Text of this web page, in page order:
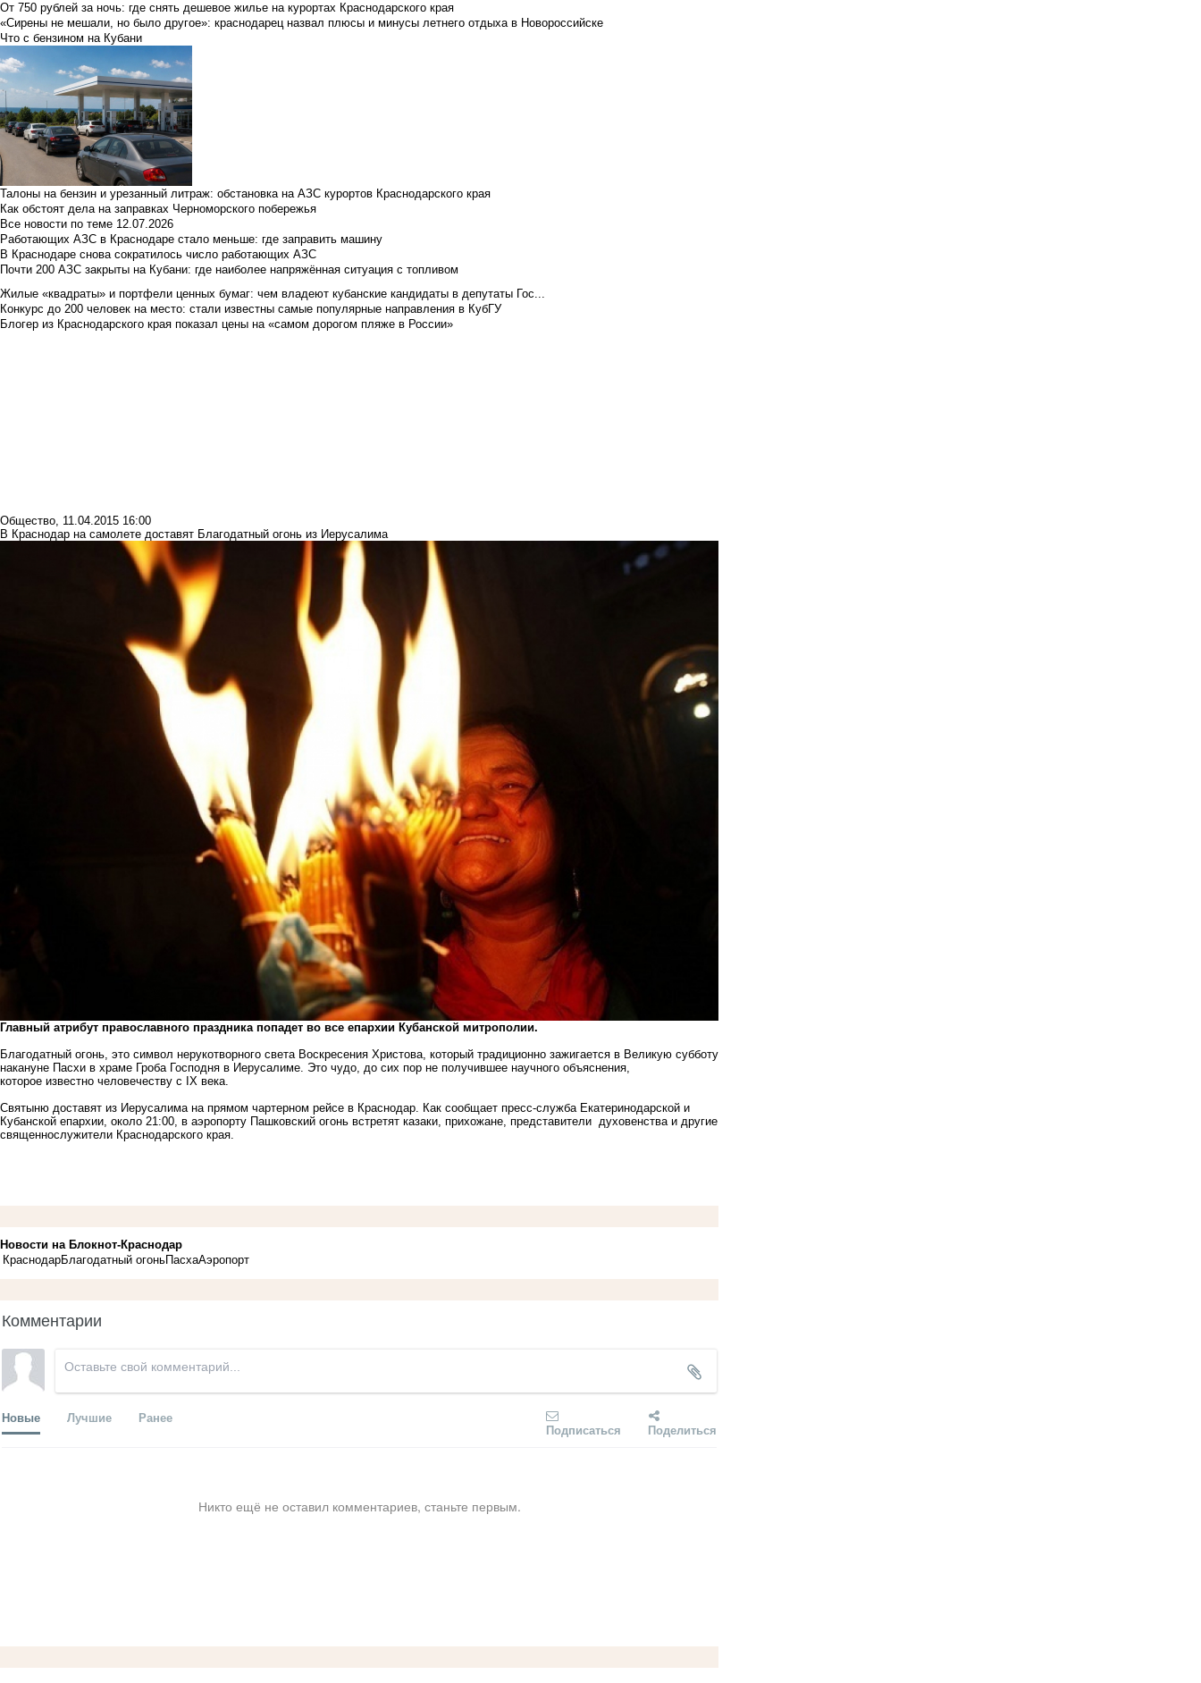
От 750 рублей за ночь: где снять дешевое жилье на курортах Краснодарского края
«Сирены не мешали, но было другое»: краснодарец назвал плюсы и минусы летнего отдыха в Новороссийске
Что с бензином на Кубани
Талоны на бензин и урезанный литраж: обстановка на АЗС курортов Краснодарского края
Как обстоят дела на заправках Черноморского побережья
Все новости по теме 12.07.2026
Работающих АЗС в Краснодаре стало меньше: где заправить машину
В Краснодаре снова сократилось число работающих АЗС
Почти 200 АЗС закрыты на Кубани: где наиболее напряжённая ситуация с топливом
Жилые «квадраты» и портфели ценных бумаг: чем владеют кубанские кандидаты в депутаты Гос...
Конкурс до 200 человек на место: стали известны самые популярные направления в КубГУ
Блогер из Краснодарского края показал цены на «самом дорогом пляже в России»
Общество, 11.04.2015 16:00
В Краснодар на самолете доставят Благодатный огонь из Иерусалима
Главный атрибут православного праздника попадет во все епархии Кубанской митрополии.
Благодатный огонь, это символ нерукотворного света Воскресения Христова, который традиционно зажигается в Великую субботу
накануне Пасхи в храме Гроба Господня в Иерусалиме. Это чудо, до сих пор не получившее научного объяснения,
которое известно человечеству с IX века.
Святыню доставят из Иерусалима на прямом чартерном рейсе в Краснодар. Как сообщает пресс-служба Екатеринодарской и
Кубанской епархии, около 21:00, в аэропорту Пашковский огонь встретят казаки, прихожане, представители духовенства и другие
священнослужители Краснодарского края.
Новости на Блoкнoт-Краснодар
КраснодарБлагодатный огоньПасхаАэропорт
Комментарии
Новые Лучшие Ранее
Подписаться Поделиться
Никто ещё не оставил комментариев, станьте первым.